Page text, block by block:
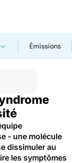
Émissions
- une molécule
dissimuler au
les symptômes